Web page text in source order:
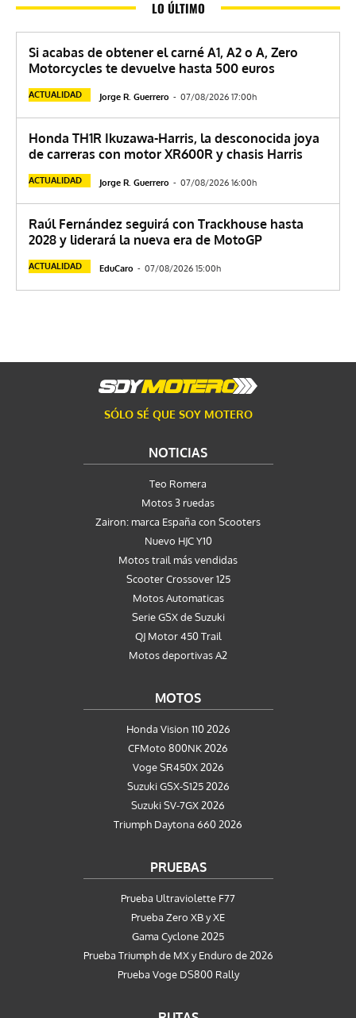
LO ÚLTIMO
Si acabas de obtener el carné A1, A2 o A, Zero
Motorcycles te devuelve hasta 500 euros
ACTUALIDAD Jorge R. Guerrero - 07/08/2026 17:00h
Honda TH1R Ikuzawa-Harris, la desconocida joya
de carreras con motor XR600R y chasis Harris
ACTUALIDAD Jorge R. Guerrero - 07/08/2026 16:00h
Raúl Fernández seguirá con Trackhouse hasta
2028 y liderará la nueva era de MotoGP
ACTUALIDAD EduCaro - 07/08/2026 15:00h
SÓLO SÉ QUE SOY MOTERO
NOTICIAS
Teo Romera
Motos 3 ruedas
Zairon: marca España con Scooters
Nuevo HJC Y10
Motos trail más vendidas
Scooter Crossover 125
Motos Automaticas
Serie GSX de Suzuki
QJ Motor 450 Trail
Motos deportivas A2
MOTOS
Honda Vision 110 2026
CFMoto 800NK 2026
Voge SR450X 2026
Suzuki GSX-S125 2026
Suzuki SV-7GX 2026
Triumph Daytona 660 2026
PRUEBAS
Prueba Ultraviolette F77
Prueba Zero XB y XE
Gama Cyclone 2025
Prueba Triumph de MX y Enduro de 2026
Prueba Voge DS800 Rally